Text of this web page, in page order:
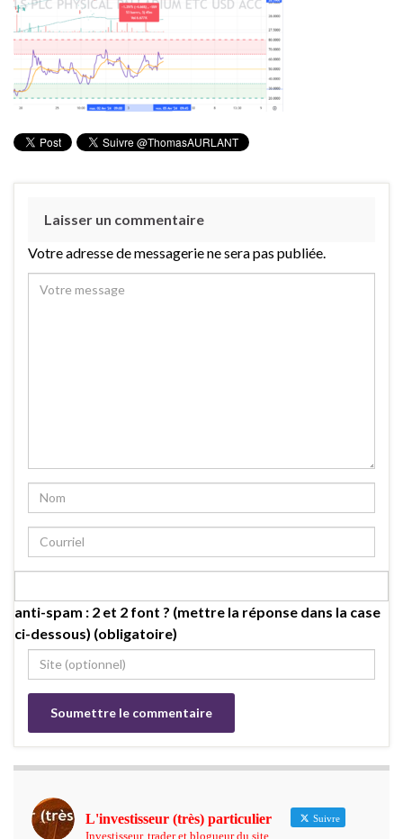
Laisser un commentaire
Votre adresse de messagerie ne sera pas publiée.
anti-spam : 2 et 2 font ? (mettre la réponse dans la case
ci-dessous) (obligatoire)
L'investisseur (très) particulier Suivre
Investisseur, trader et blogueur du site